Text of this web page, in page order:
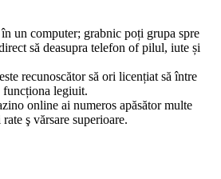
un computer; grabnic poți grupa spre
să deasupra telefon of pilul, iute și
recunoscător să ori licențiat să între
legiuit.
online ai numeros apăsător multe
ş vărsare superioare.